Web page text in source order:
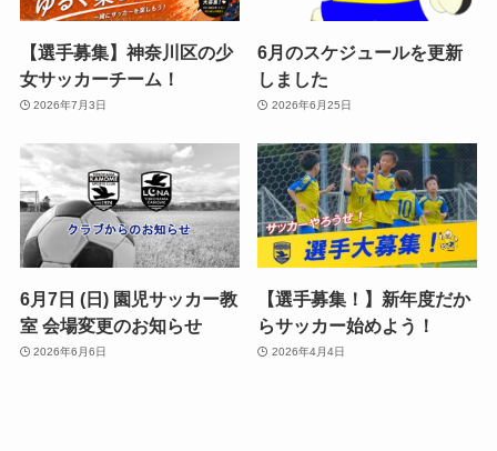
【選手募集】神奈川区の少
女サッカーチーム！
2026年7月3日
6月のスケジュールを更新
しました
2026年6月25日
6月7日 (日) 園児サッカー教
室 会場変更のお知らせ
2026年6月6日
【選手募集！】新年度だか
らサッカー始めよう！
2026年4月4日